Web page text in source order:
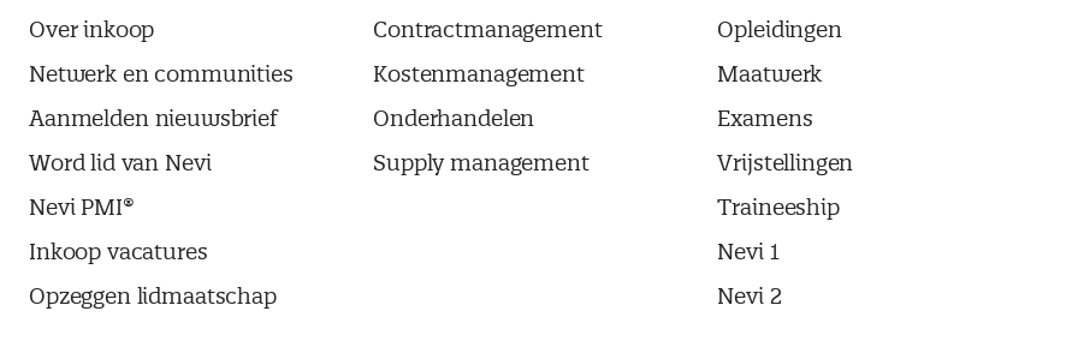
Over inkoop
Netwerk en communities
Aanmelden nieuwsbrief
Word lid van Nevi
Nevi PMI®
Inkoop vacatures
Opzeggen lidmaatschap
Contractmanagement
Kostenmanagement
Onderhandelen
Supply management
Opleidingen
Maatwerk
Examens
Vrijstellingen
Traineeship
Nevi 1
Nevi 2